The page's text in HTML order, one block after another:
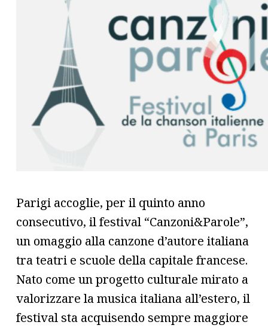
Parigi accoglie, per il quinto anno
consecutivo, il festival “Canzoni&Parole”,
un omaggio alla canzone d’autore italiana
tra teatri e scuole della capitale francese.
Nato come un progetto culturale mirato a
valorizzare la musica italiana all’estero, il
festival sta acquisendo sempre maggiore